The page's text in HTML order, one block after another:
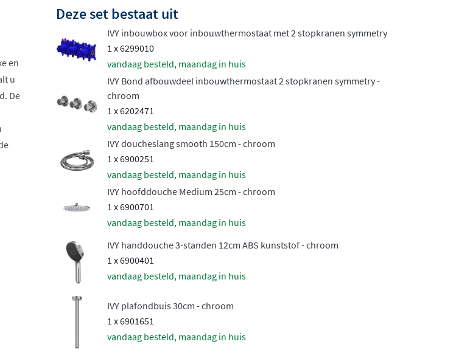
en
u
De
Deze set bestaat uit
IVY inbouwbox voor inbouwthermostaat met 2 stopkranen symmetry
1 x 6299010
vandaag besteld, maandag in huis
IVY Bond afbouwdeel inbouwthermostaat 2 stopkranen symmetry -
chroom
1 x 6202471
vandaag besteld, maandag in huis
IVY doucheslang smooth 150cm - chroom
1 x 6900251
vandaag besteld, maandag in huis
IVY hoofddouche Medium 25cm - chroom
1 x 6900701
vandaag besteld, maandag in huis
IVY handdouche 3-standen 12cm ABS kunststof - chroom
1 x 6900401
vandaag besteld, maandag in huis
IVY plafondbuis 30cm - chroom
1 x 6901651
vandaag besteld, maandag in huis